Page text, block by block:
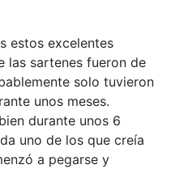
estos excelentes
las sartenes fueron de
solo tuvieron
unos meses.
durante unos 6
uno de los que creía
a pegarse y